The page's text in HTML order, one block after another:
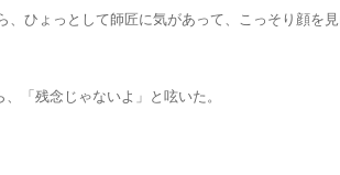
として師匠に気があって、こっそり顔を見
念じゃないよ」と呟いた。